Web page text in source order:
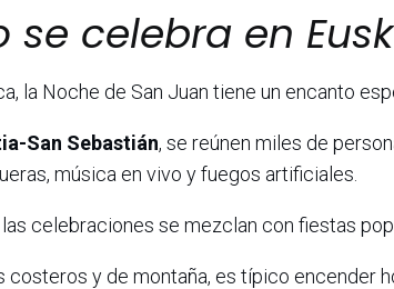
se celebra en
la Noche de San Juan tiene un encanto
San Sebastián, se reúnen miles de
música en vivo y fuegos artificiales.
las celebraciones se mezclan con fiestas
costeros y de montaña, es típico encender